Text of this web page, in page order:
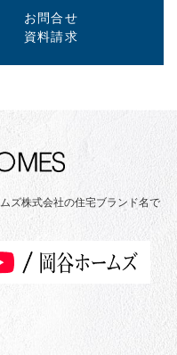
お問合せ
資料請求
ズ株式会社の住宅ブランド名で